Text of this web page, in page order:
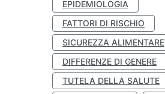
EPIDEMIOLOGIA
FATTORI DI RISCHIO
SICUREZZA ALIMENTARE
DIFFERENZE DI GENERE
TUTELA DELLA SALUTE